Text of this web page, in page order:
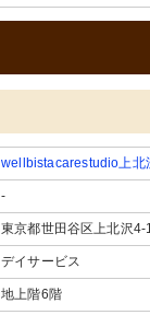
wellbistacarestudio上北
-
東京都世田谷区上北沢
デイサービス
地上階6階